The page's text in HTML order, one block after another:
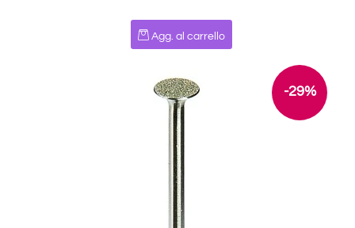
Quantità
Agg. al carrello
-29%